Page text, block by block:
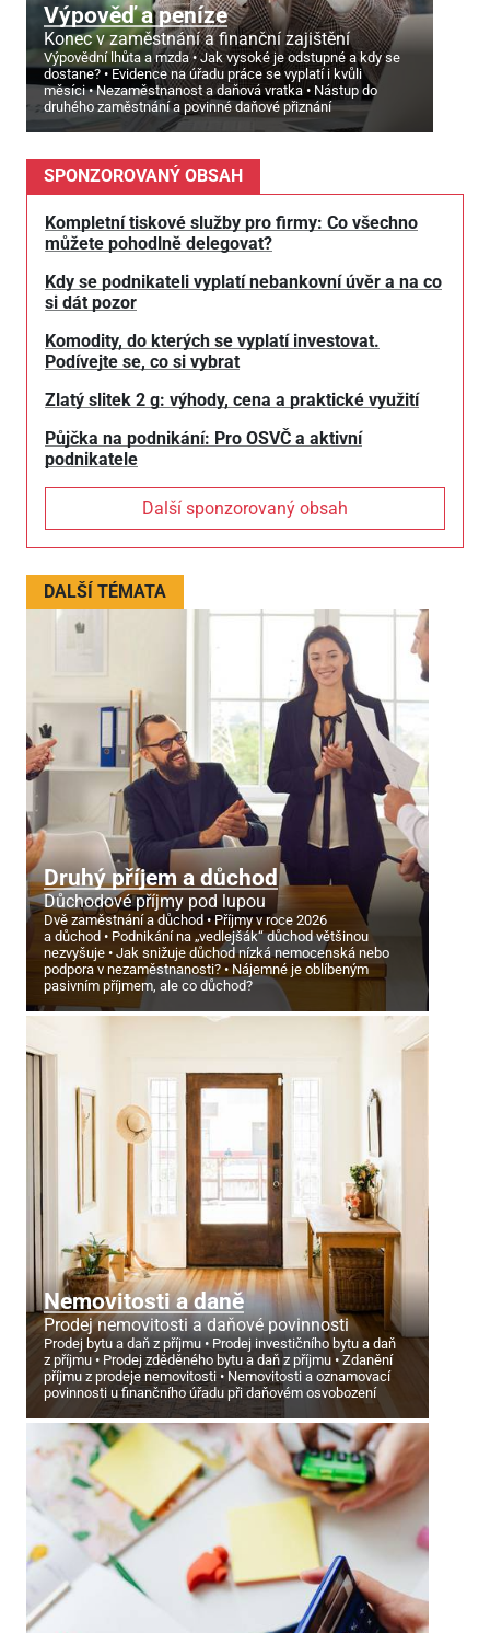
Výpověď a peníze
Konec v zaměstnání a finanční zajištění
Výpovědní lhůta a mzda
Jak vysoké je odstupné a kdy se
dostane?
Evidence na úřadu práce se vyplatí i kvůli
měsíci
Nezaměstnanost a daňová vratka
Nástup do
druhého zaměstnání a povinné daňové přiznání
SPONZOROVANÝ OBSAH
Kompletní tiskové služby pro firmy: Co všechno
můžete pohodlně delegovat?
Kdy se podnikateli vyplatí nebankovní úvěr a na co
si dát pozor
Komodity, do kterých se vyplatí investovat.
Podívejte se, co si vybrat
Zlatý slitek 2 g: výhody, cena a praktické využití
Půjčka na podnikání: Pro OSVČ a aktivní
podnikatele
Další sponzorovaný obsah
DALŠÍ TÉMATA
Druhý příjem a důchod
Důchodové příjmy pod lupou
Dvě zaměstnání a důchod
Příjmy v roce 2026
a důchod
Podnikání na „vedlejšák“ důchod většinou
nezvyšuje
Jak snižuje důchod nízká nemocenská nebo
podpora v nezaměstnanosti?
Nájemné je oblíbeným
pasivním příjmem, ale co důchod?
Nemovitosti a daně
Prodej nemovitosti a daňové povinnosti
Prodej bytu a daň z příjmu
Prodej investičního bytu a daň
z příjmu
Prodej zděděného bytu a daň z příjmu
Zdanění
příjmu z prodeje nemovitosti
Nemovitosti a oznamovací
povinnosti u finančního úřadu při daňovém osvobození